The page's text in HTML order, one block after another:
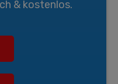
& kostenlos.